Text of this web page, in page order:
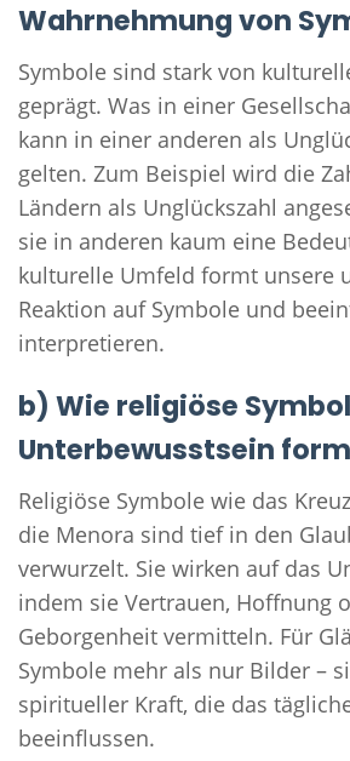
Wahrnehmung von
Symbole sind stark von
geprägt. Was in einer
kann in einer anderen als
gelten. Zum Beispiel wird die
Ländern als Unglückszahl
sie in anderen kaum eine
kulturelle Umfeld formt unsere
Reaktion auf Symbole und
interpretieren.
b) Wie religiöse
Unterbewusstsein
Religiöse Symbole wie das
die Menora sind tief in den
verwurzelt. Sie wirken auf das
indem sie Vertrauen, Hoffnung
Geborgenheit vermitteln. Für
Symbole mehr als nur Bilder –
spiritueller Kraft, die das
beeinflussen.